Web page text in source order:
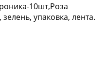
10шт,Роза
упаковка, лента.